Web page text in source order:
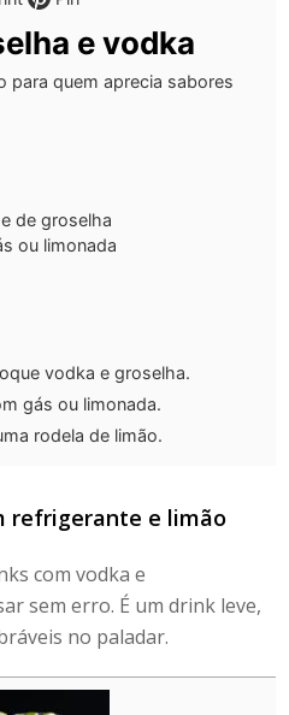
e vodka
para quem aprecia sabores
de groselha
ou limonada
vodka e groselha.
gás ou limonada.
rodela de limão.
refrigerante e limão
com vodka e
sem erro. É um drink leve,
no paladar.